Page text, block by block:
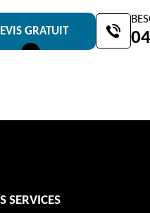
GRATUIT
SERVICES